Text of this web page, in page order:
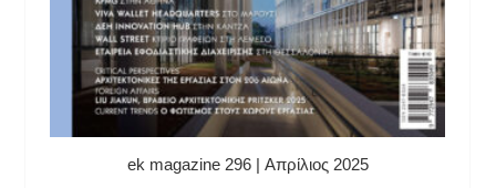
ek magazine 296 | Απρίλιος 2025